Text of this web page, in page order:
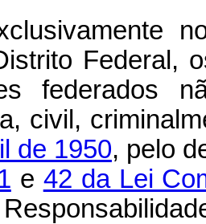
Federal,
federados
civil,
de 1950, pelo
e 42 da Lei